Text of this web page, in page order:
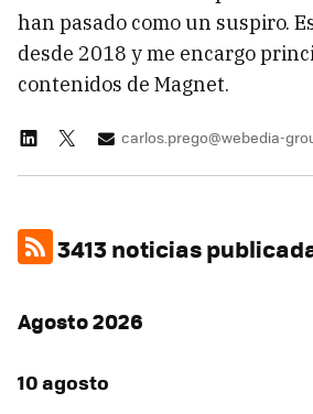
han pasado como un suspiro.
desde 2018 y me encargo
contenidos de Magnet.
carlos.prego@webedia-
3413 noticias
Agosto 2026
10 agosto